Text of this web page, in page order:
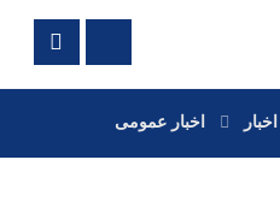
اخبار اخبار عمومی